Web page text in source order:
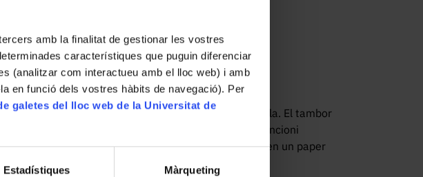
amb la finalitat de gestionar les vostres
característiques que puguin diferenciar
(analitzar com interactueu amb el lloc web) i amb
en funció dels vostres hàbits de navegació). Per
galetes del lloc web de la Universitat de
Estadístiques Màrqueting
Comunicació. Gran
585, 08007
del so. Limitat a l'anàlisi de 2,4 segons de parla. El tambor
d'acer inoxidable que cal mantenir net perquè funcioni
òptic s'encarregava de cremar un espectrograma en un paper
la part externa del tambor.